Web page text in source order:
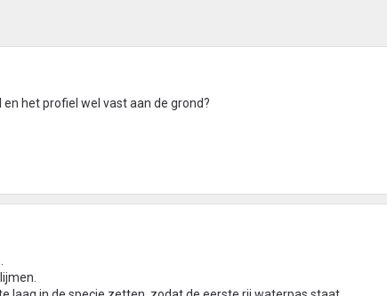
het profiel wel vast aan de grond?